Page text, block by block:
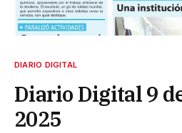
DIARIO DIGITAL
Diario Digital 9
2025